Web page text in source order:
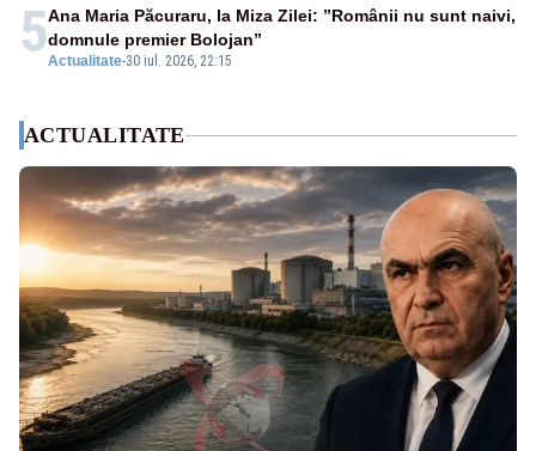
5Actualitate-30 iul. 2026, 22:15
Ana Maria Păcuraru, la Miza Zilei: ”Românii nu sunt naivi,
domnule premier Bolojan”
ACTUALITATE